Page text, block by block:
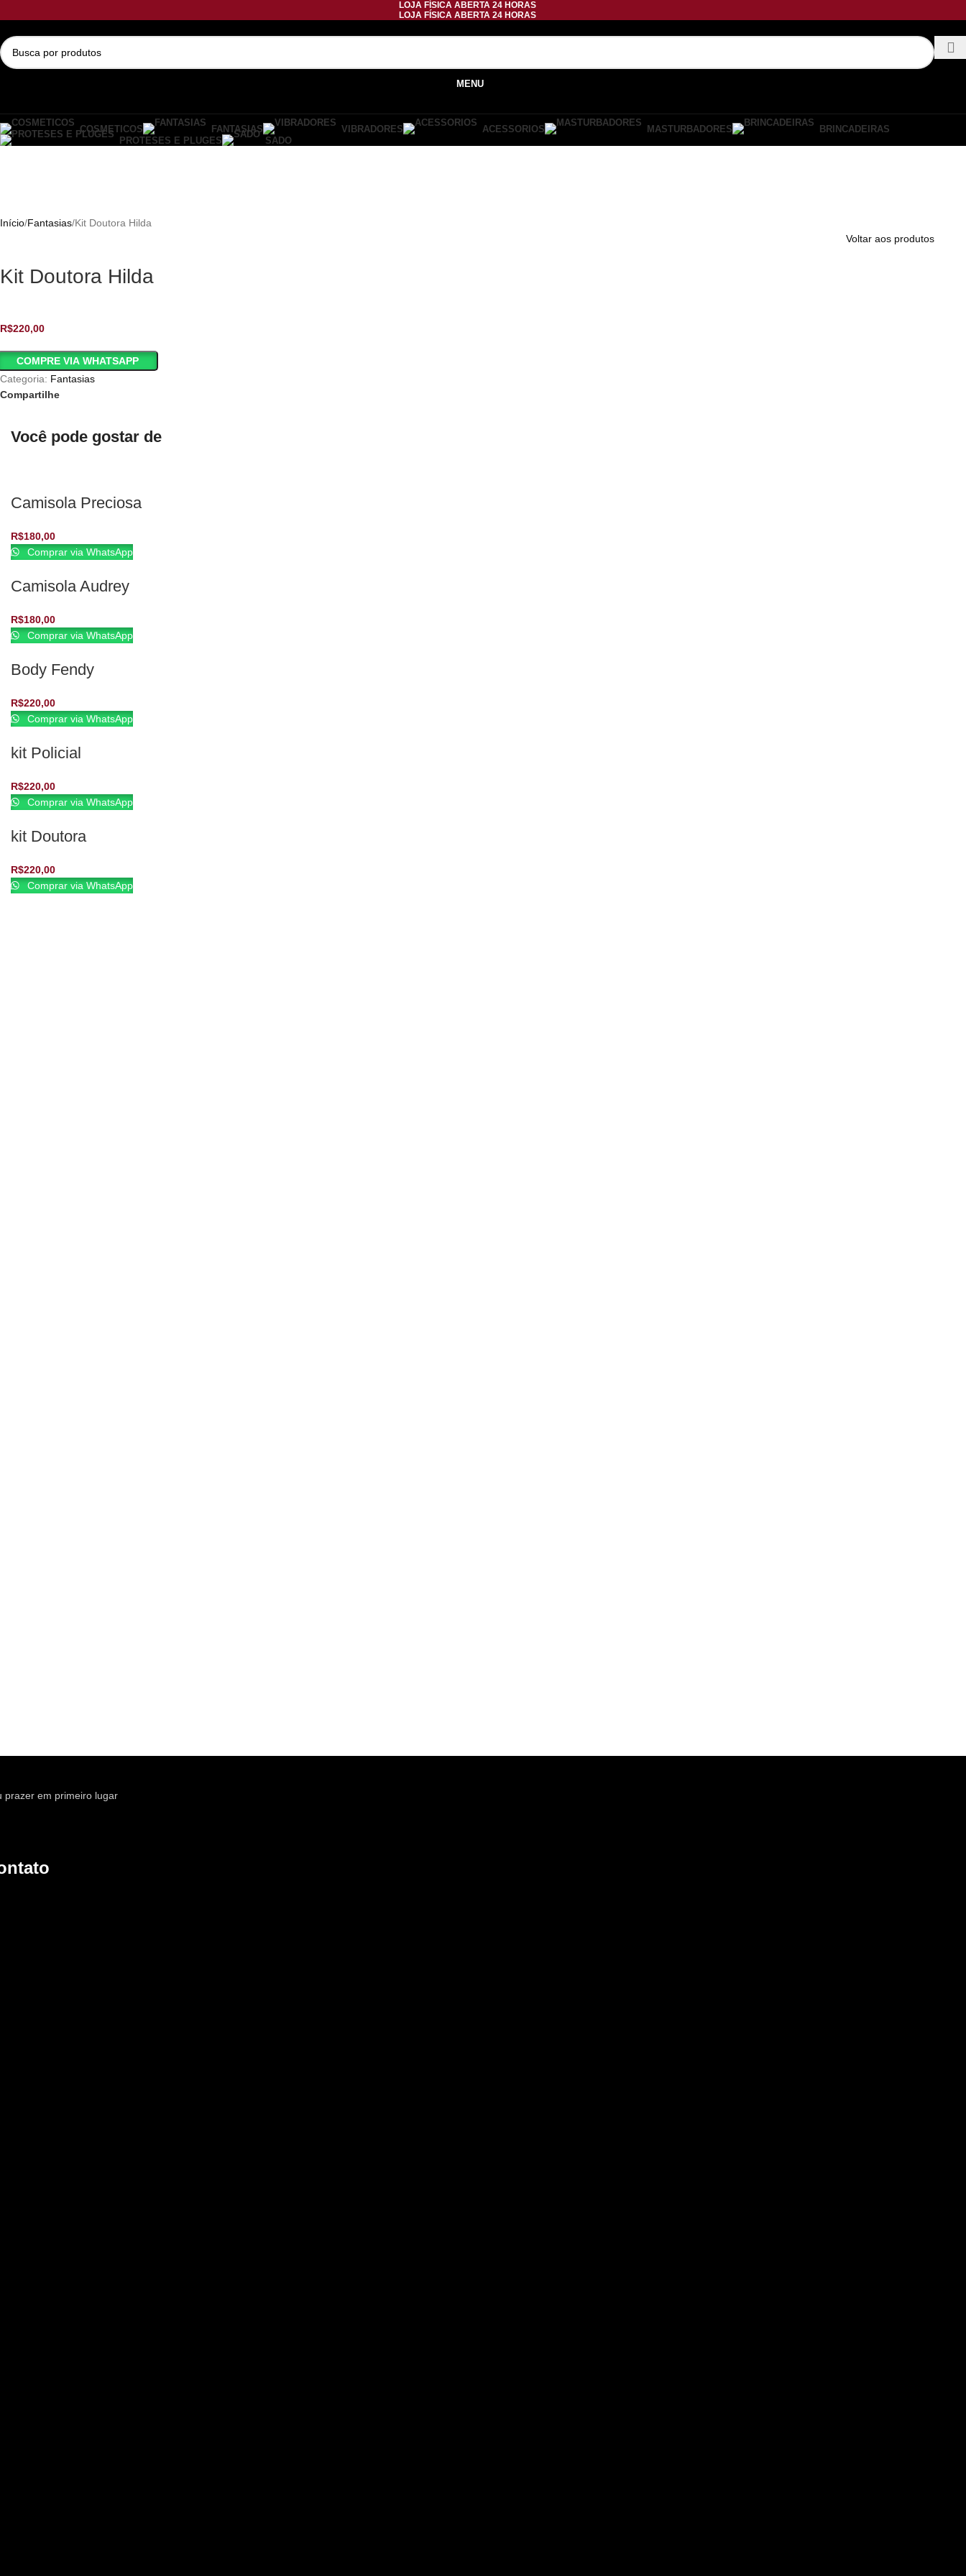
LOJA FÍSICA ABERTA 24 HORAS
LOJA FÍSICA ABERTA 24 HORAS
MENU
COSMETICOS FANTASIAS VIBRADORES ACESSORIOS MASTURBADORES
BRINCADEIRAS
PROTESES E PLUGES
SADO
Início Fantasias Kit Doutora Hilda
Voltar aos produtos
Kit Doutora Hilda
R$220,00
COMPRE VIA WHATSAPP
Categoria: Fantasias
Compartilhe
Você pode gostar de
Camisola Preciosa
R$180,00
Comprar via WhatsApp
Camisola Audrey
R$180,00
Comprar via WhatsApp
Body Fendy
R$220,00
Comprar via WhatsApp
kit Policial
R$220,00
Comprar via WhatsApp
kit Doutora
R$220,00
Comprar via WhatsApp
prazer em primeiro lugar